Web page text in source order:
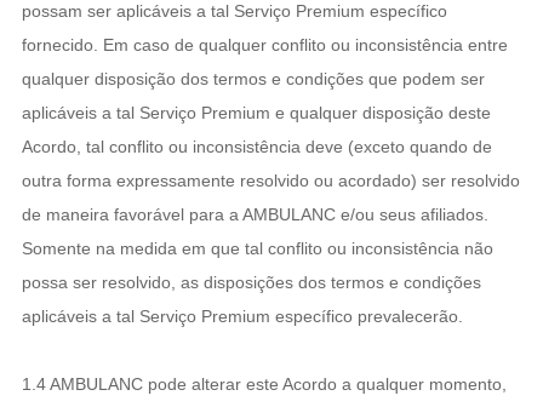
possam ser aplicáveis a tal Serviço Premium específico
fornecido. Em caso de qualquer conflito ou inconsistência entre
qualquer disposição dos termos e condições que podem ser
aplicáveis a tal Serviço Premium e qualquer disposição deste
Acordo, tal conflito ou inconsistência deve (exceto quando de
outra forma expressamente resolvido ou acordado) ser resolvido
de maneira favorável para a AMBULANC e/ou seus afiliados.
Somente na medida em que tal conflito ou inconsistência não
possa ser resolvido, as disposições dos termos e condições
aplicáveis a tal Serviço Premium específico prevalecerão.
1.4 AMBULANC pode alterar este Acordo a qualquer momento,